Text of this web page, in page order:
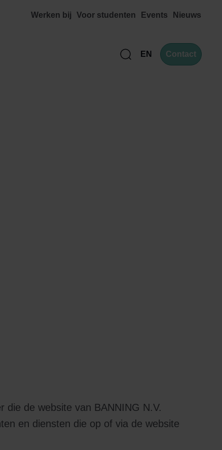
Werken bij Voor studenten Events Nieuws
ZoekEN Contact
die de website van BANNING N.V.
en diensten die op of via de website